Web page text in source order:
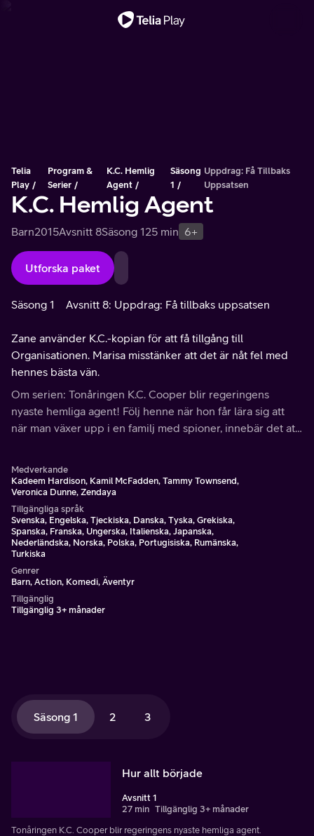
Telia
Play
Program &
Serier
K.C. Hemlig
Agent
Säsong
1
Uppdrag: Få Tillbaks
Uppsatsen
K.C. Hemlig Agent
Barn2015Avsnitt 8Säsong 125 min 6+
Utforska paket
Säsong 1 Avsnitt 8: Uppdrag: Få tillbaks uppsatsen
Zane använder K.C.-kopian för att få tillgång till
Organisationen. Marisa misstänker att det är nåt fel med
hennes bästa vän.
Om serien: Tonåringen K.C. Cooper blir regeringens
nyaste hemliga agent! Följ henne när hon får lära sig att
när man växer upp i en familj med spioner, innebär det att
Medverkande
Kadeem Hardison, Kamil McFadden, Tammy Townsend,
Veronica Dunne, Zendaya
Tillgängliga språk
Svenska, Engelska, Tjeckiska, Danska, Tyska, Grekiska,
Spanska, Franska, Ungerska, Italienska, Japanska,
Nederländska, Norska, Polska, Portugisiska, Rumänska,
Turkiska
Genrer
Barn, Action, Komedi, Äventyr
Tillgänglig
Tillgänglig 3+ månader
Säsong 1 2 3
Hur allt började
Avsnitt 1
27 min Tillgänglig 3+ månader
Tonåringen K.C. Cooper blir regeringens nyaste hemliga agent.